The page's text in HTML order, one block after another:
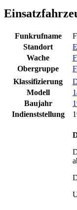
Funkrufname
Standort
Wache
Obergruppe
Klassifizierung
Modell
Baujahr
Indienststellung